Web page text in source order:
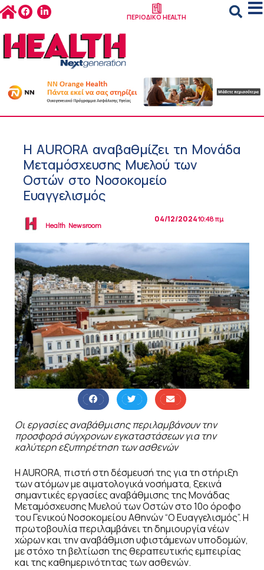
ΠΕΡΙΟΔΙΚΟ HEALTH
Η AURORA αναβαθμίζει τη Μονάδα
Μεταμόσχευσης Μυελού των
Οστών στο Νοσοκομείο
Ευαγγελισμός
Health Newsroom
04/12/202410:48 πμ
Οι εργασίες αναβάθμισης περιλαμβάνουν την
προσφορά σύγχρονων εγκαταστάσεων για την
καλύτερη εξυπηρέτηση των ασθενών
Η AURORA, πιστή στη δέσμευσή της για τη στήριξη
των ατόμων με αιματολογικά νοσήματα, ξεκινά
σημαντικές εργασίες αναβάθμισης της Μονάδας
Μεταμόσχευσης Μυελού των Οστών στο 10ο όροφο
του Γενικού Νοσοκομείου Αθηνών “Ο Ευαγγελισμός”. Η
πρωτοβουλία περιλαμβάνει τη δημιουργία νέων
χώρων και την αναβάθμιση υφιστάμενων υποδομών,
με στόχο τη βελτίωση της θεραπευτικής εμπειρίας
και της καθημερινότητας των ασθενών.